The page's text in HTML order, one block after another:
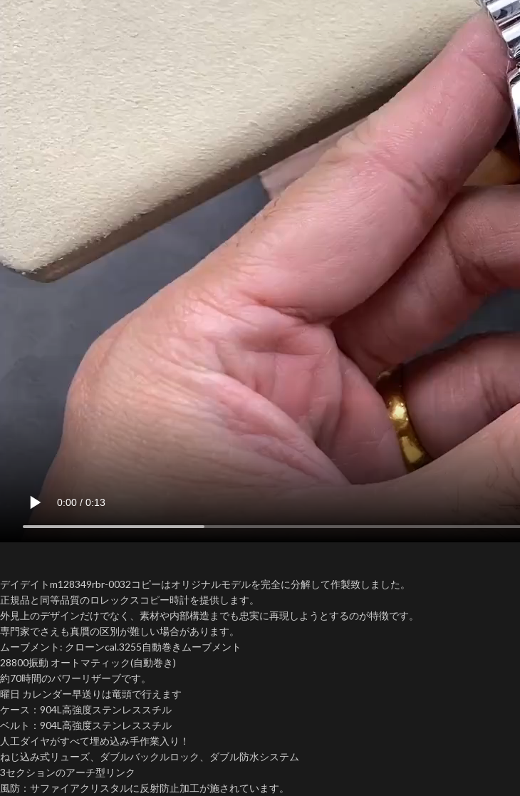
デイデイトm128349rbr-0032コピーはオリジナルモデルを完全に分解して作製致しました。
正規品と同等品質のロレックスコピー時計を提供します。
外見上のデザインだけでなく、素材や内部構造までも忠実に再現しようとするのが特徴です。
専門家でさえも真贋の区別が難しい場合があります。
ムーブメント: クローンcal.3255自動巻きムーブメント
28800振動 オートマティック(自動巻き)
約70時間のパワーリザーブです。
曜日 カレンダー早送りは竜頭で行えます
ケース：904L高強度ステンレススチル
ベルト：904L高強度ステンレススチル
人工ダイヤがすべて埋め込み手作業入り！
ねじ込み式リューズ、ダブルバックルロック、ダブル防水システム
3セクションのアーチ型リンク
風防：サファイアクリスタルに反射防止加工が施されています。